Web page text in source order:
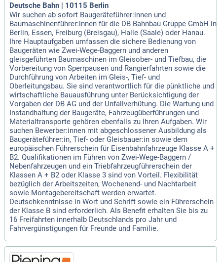
Deutsche Bahn | 10115 Berlin
Wir suchen ab sofort Baugeräteführer:innen und
Baumaschinenführer:innen für die DB Bahnbau Gruppe GmbH in
Berlin, Essen, Freiburg (Breisgau), Halle (Saale) oder Hanau.
Ihre Hauptaufgaben umfassen die sichere Bedienung von
Baugeräten wie Zwei-Wege-Baggern und anderen
gleisgeführten Baumaschinen im Gleisober- und Tiefbau, die
Vorbereitung von Sperrpausen und Rangierfahrten sowie die
Durchführung von Arbeiten im Gleis-, Tief- und
Oberleitungsbau. Sie sind verantwortlich für die pünktliche und
wirtschaftliche Bauausführung unter Berücksichtigung der
Vorgaben der DB AG und der Unfallverhütung. Die Wartung und
Instandhaltung der Baugeräte, Fahrzeugüberführungen und
Materialtransporte gehören ebenfalls zu Ihren Aufgaben. Wir
suchen Bewerber:innen mit abgeschlossener Ausbildung als
Baugeräteführer:in, Tief- oder Gleisbauer:in sowie dem
europäischen Führerschein für Eisenbahnfahrzeuge Klasse A +
B2. Qualifikationen im Führen von Zwei-Wege-Baggern /
Nebenfahrzeugen und ein Triebfahrzeugführerschein der
Klassen A + B2 oder Klasse 3 sind von Vorteil. Flexibilität
bezüglich der Arbeitszeiten, Wochenend- und Nachtarbeit
sowie Montagebereitschaft werden erwartet.
Deutschkenntnisse in Wort und Schrift sowie ein Führerschein
der Klasse B sind erforderlich. Als Benefit erhalten Sie bis zu
16 Freifahrten innerhalb Deutschlands pro Jahr und
Fahrvergünstigungen für Freunde und Familie.